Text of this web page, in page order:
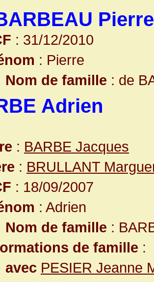
Pierre
: 31/12/2010
: Pierre
Nom de famille : de
Adrien
: BARBE Jacques
: BRULLANT
: 18/09/2007
: Adrien
Nom de famille :
de famille :
avec PESIER Jeanne